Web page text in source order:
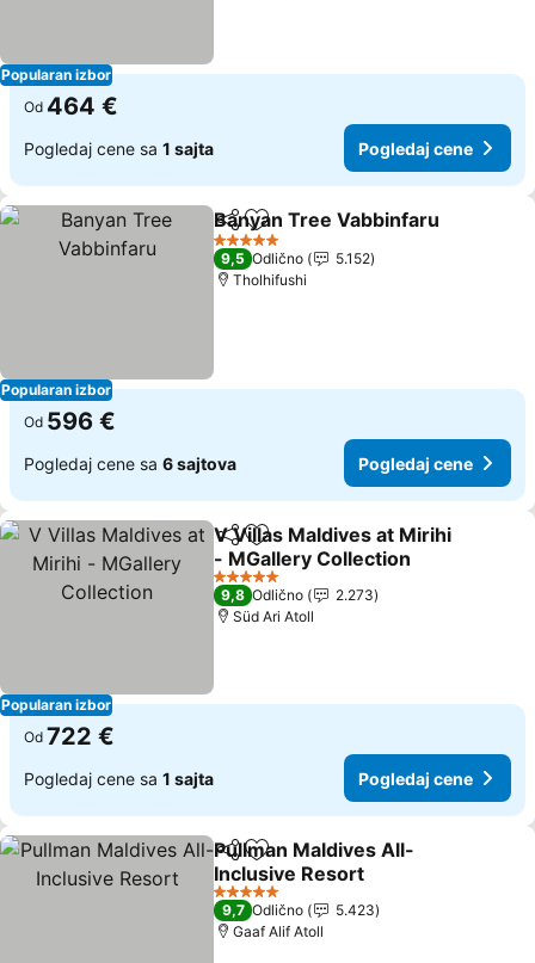
Popularan izbor
Od 464 €
Pogledaj cene sa 1 sajta Pogledaj cene
Popularan izbor
Deli Dodati u favorite
Banyan Tree Vabbinfaru
5 Zvezdice
9,5 Odlično
5.152
Tholhifushi
Od 596 €
Pogledaj cene sa 6 sajtova Pogledaj cene
Popularan izbor
Deli Dodati u favorite
V Villas Maldives at Mirihi
- MGallery Collection
Pogledaj cene
5 Zvezdice
9,8 Odlično
2.273
Süd Ari Atoll
Od 722 €
Pogledaj cene sa 1 sajta Pogledaj cene
Deli Dodati u favorite
Pullman Maldives All-
Inclusive Resort
Pogledaj cene
5 Zvezdice
9,7 Odlično
5.423
Gaaf Alif Atoll